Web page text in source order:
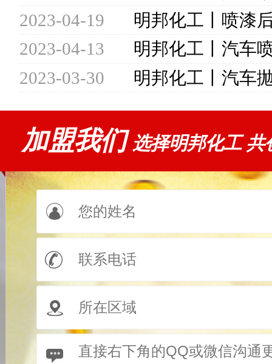
2023-04-19
2023-04-13
2023-03-30
加盟我们 选择明邦化工 共